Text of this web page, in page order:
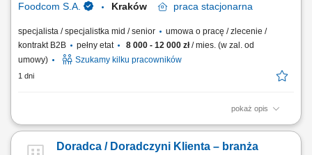
Foodcom S.A. Kraków praca stacjonarna
specjalista / specjalistka mid / senior
umowa o pracę / zlecenie /
kontrakt B2B
pełny etat 8 000 - 12 000 zł/ mies. (w zal. od
umowy)
Szukamy kilku pracowników
1 dni
pokaż opis
Zadania: Pozyskiwanie nowych partnerów biznesowych w branżach
prowadzenie negocjacji i monitorowanie całego procesu sprzedaży.
Doradca / Doradczyni Klienta – branża